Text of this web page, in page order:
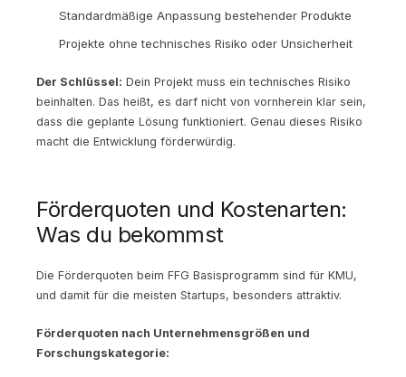
Standardmäßige Anpassung bestehender Produkte
Projekte ohne technisches Risiko oder Unsicherheit
Der Schlüssel: Dein Projekt muss ein technisches Risiko
beinhalten. Das heißt, es darf nicht von vornherein klar sein,
dass die geplante Lösung funktioniert. Genau dieses Risiko
macht die Entwicklung förderwürdig.
Förderquoten und Kostenarten:
Was du bekommst
Die Förderquoten beim FFG Basisprogramm sind für KMU,
und damit für die meisten Startups, besonders attraktiv.
Förderquoten nach Unternehmensgrößen und
Forschungskategorie: